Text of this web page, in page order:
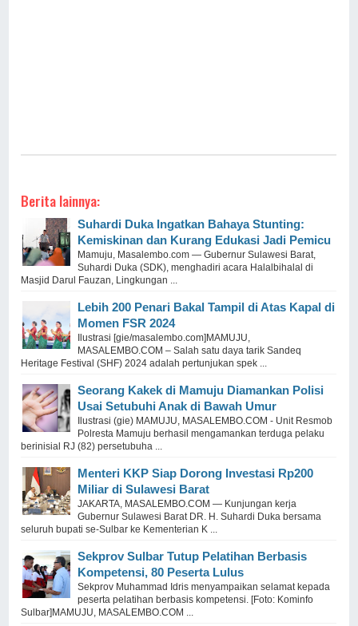
Berita lainnya:
Suhardi Duka Ingatkan Bahaya Stunting:
Kemiskinan dan Kurang Edukasi Jadi Pemicu
Mamuju, Masalembo.com — Gubernur Sulawesi Barat,
Suhardi Duka (SDK), menghadiri acara Halalbihalal di
Masjid Darul Fauzan, Lingkungan ...
Lebih 200 Penari Bakal Tampil di Atas Kapal di
Momen FSR 2024
Ilustrasi [gie/masalembo.com]MAMUJU,
MASALEMBO.COM – Salah satu daya tarik Sandeq
Heritage Festival (SHF) 2024 adalah pertunjukan spek ...
Seorang Kakek di Mamuju Diamankan Polisi
Usai Setubuhi Anak di Bawah Umur
Ilustrasi (gie) MAMUJU, MASALEMBO.COM - Unit Resmob
Polresta Mamuju berhasil mengamankan terduga pelaku
berinisial RJ (82) persetubuha ...
Menteri KKP Siap Dorong Investasi Rp200
Miliar di Sulawesi Barat
JAKARTA, MASALEMBO.COM — Kunjungan kerja
Gubernur Sulawesi Barat DR. H. Suhardi Duka bersama
seluruh bupati se-Sulbar ke Kementerian K ...
Sekprov Sulbar Tutup Pelatihan Berbasis
Kompetensi, 80 Peserta Lulus
Sekprov Muhammad Idris menyampaikan selamat kepada
peserta pelatihan berbasis kompetensi. [Foto: Kominfo
Sulbar]MAMUJU, MASALEMBO.COM ...